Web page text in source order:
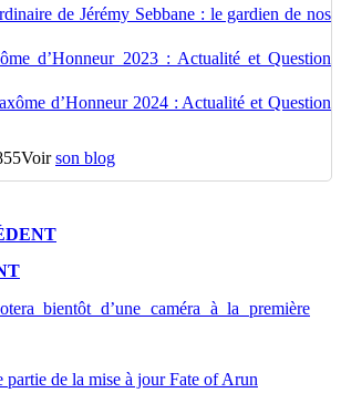
de Jérémy Sebbane : le gardien de nos
d’Honneur 2023 : Actualité et Question
d’Honneur 2024 : Actualité et Question
Voirson blog
bientôt d’une caméra à la première
de la mise à jour Fate of Arun